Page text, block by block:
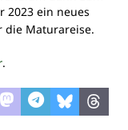
2023 ein neues
die Maturareise.
.